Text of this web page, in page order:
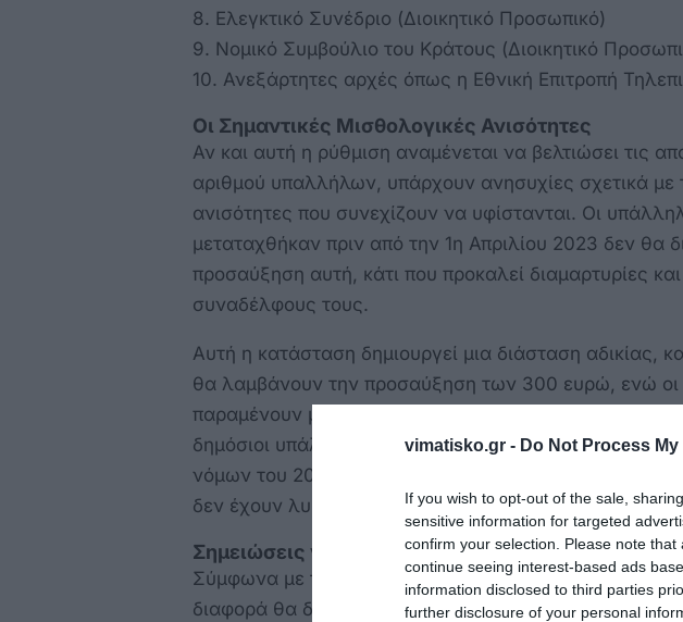
vimatisko.gr - Do Not Process
If you wish to opt-out of the sale,
sensitive information for targeted
confirm your selection. Please note
continue seeing interest-based ads
information disclosed to third parties
further disclosure of your personal
8. Ελεγκτικό Συνέδριο (Διοικητικό Προσωπικό)
9. Νομικό Συμβούλιο του Κράτους (Διοικητικό
10. Ανεξάρτητες αρχές όπως η Εθνική Επιτροπή
Οι Σημαντικές Μισθολογικές Ανισότητες
Αν και αυτή η ρύθμιση αναμένεται να βελτιώσει τις
αριθμού υπαλλήλων, υπάρχουν ανησυχίες σχετικά με
ανισότητες που συνεχίζουν να υφίστανται. Οι
μεταταχθήκαν πριν από την 1η Απριλίου 2023 δεν θα
προσαύξηση αυτή, κάτι που προκαλεί διαμαρτυρίες
συναδέλφους τους.
Αυτή η κατάσταση δημιουργεί μια διάσταση αδικίας,
θα λαμβάνουν την προσαύξηση των 300 ευρώ, ενώ οι
παραμένουν με τις προηγούμενες μισθοδοσίες τους.
δημόσιοι υπάλληλοι που είδαν τις αποδοχές τους να
νόμων του 2015, τώρα βλέπουν να διατηρούνται
δεν έχουν λυθεί.
Σημειώσεις για τις Προσωπικές Διαφορές
Σύμφωνα με τον νόμο 4354/2015, οι υπάλληλοι που
διαφορά θα δουν αυτές τις διαφορές να